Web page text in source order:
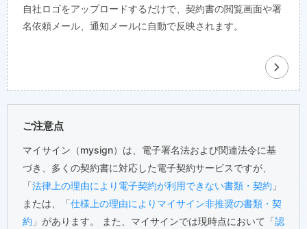
自社ロゴをアップロードするだけで、契約書の閲覧画面や署
名依頼メール、通知メールに自動で反映されます。
ご注意点
マイサイン（mysign）は、電子署名法および関連法令に基
づき、多くの契約書に対応した電子契約サービスですが、
「法律上の理由により電子契約が利用できない書類・契約 」
または、「仕様上の理由によりマイサイン非推奨の書類・契
約 」があります。 また、マイサインでは現時点において「認